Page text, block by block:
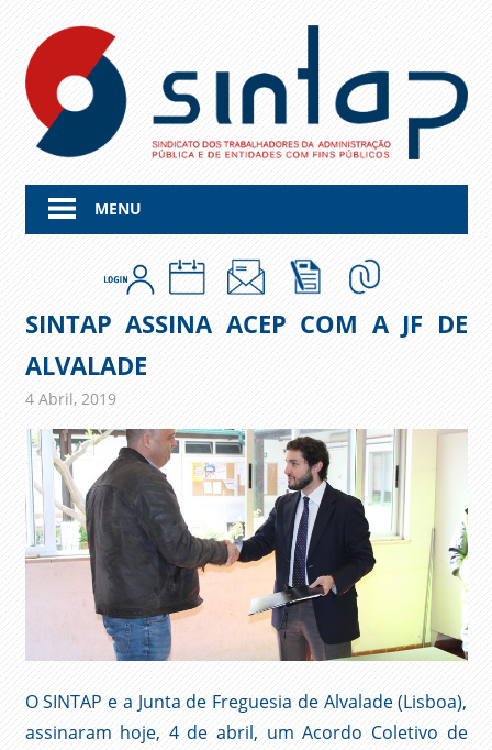
content
MENU
SINTAP ASSINA ACEP COM A JF DE
ALVALADE
4 Abril, 2019admin
Comunicados
O SINTAP e a Junta de Freguesia de Alvalade (Lisboa),
assinaram hoje, 4 de abril, um Acordo Coletivo de